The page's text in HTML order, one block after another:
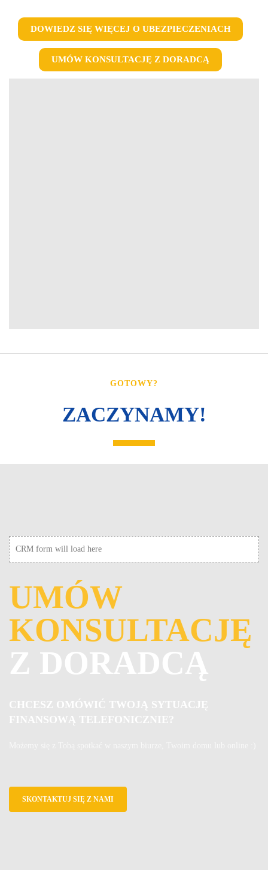
DOWIEDZ SIĘ WIĘCEJ O UBEZPIECZENIACH
UMÓW KONSULTACJĘ Z DORADCĄ
GOTOWY?
ZACZYNAMY!
CRM form will load here
UMÓW
KONSULTACJĘ
Z DORADCĄ
CHCESZ OMÓWIĆ TWOJĄ SYTUACJĘ
FINANSOWĄ TELEFONICZNIE?
SKONTAKTUJ SIĘ Z NAMI